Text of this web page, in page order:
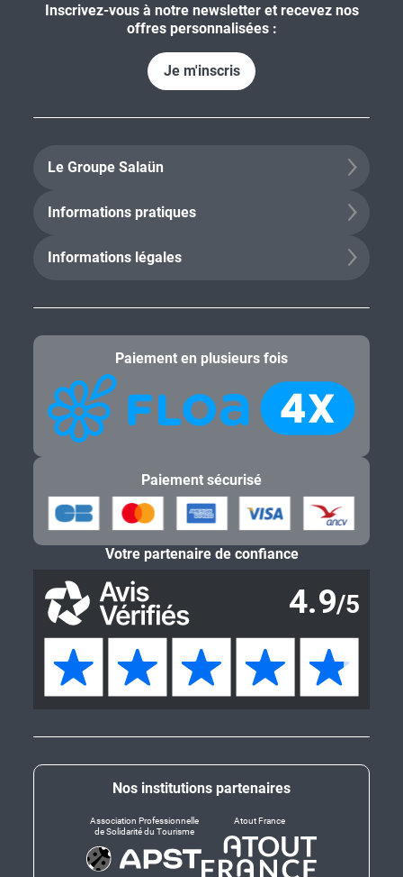
Inscrivez-vous à notre newsletter et recevez nos
offres personnalisées :
Je m'inscris
Le Groupe Salaün
Informations pratiques
Informations légales
Nos institutions partenaires
Association Professionnelle
de Solidarité du Tourisme
Atout France
Paiement en plusieurs fois
Paiement sécurisé
Votre partenaire de confiance